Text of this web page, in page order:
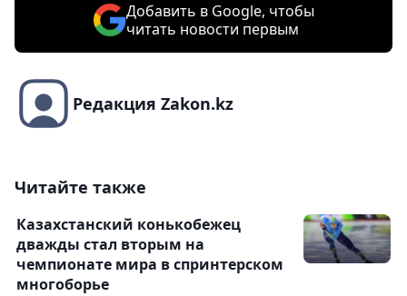
Добавить в Google, чтобы
читать новости первым
Редакция Zakon.kz
Читайте также
Казахстанский конькобежец
дважды стал вторым на
чемпионате мира в спринтерском
многоборье